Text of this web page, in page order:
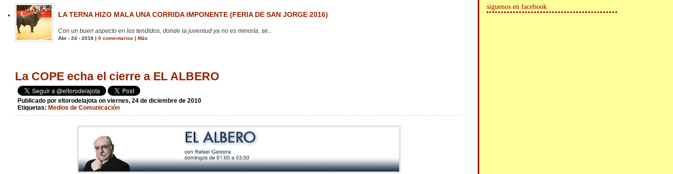
LA TERNA HIZO MALA UNA CORRIDA IMPONENTE (FERIA DE SAN JORGE 2016)
Con un buen aspecto en los tendidos, donde la juventud ya no es minoría, se...
Abr - 24 - 2016 | 0 comentarios Más
La COPE echa el cierre a EL ALBERO
Publicado por eltorodelajota on viernes, 24 de diciembre de 2010
Etiquetas: Medios de Comunicación
siguenos en facebook